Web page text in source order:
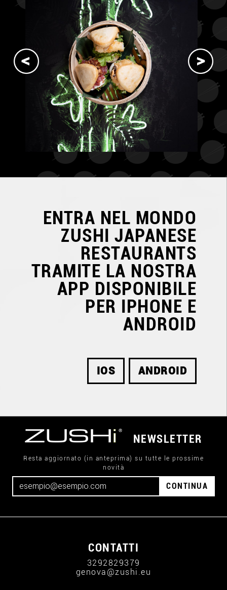
ENTRA NEL MONDO
ZUSHI JAPANESE
RESTAURANTS
TRAMITE LA NOSTRA
APP DISPONIBILE
PER IPHONE E
ANDROID
IOS ANDROID
NEWSLETTER
Resta aggiornato (in anteprima) su tutte le prossime
novità
CONTINUA
CONTATTI
3292829379
genova@zushi.eu